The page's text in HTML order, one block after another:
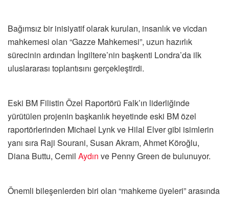
Bağımsız bir inisiyatif olarak kurulan, insanlık ve vicdan
mahkemesi olan “Gazze Mahkemesi”, uzun hazırlık
sürecinin ardından İngiltere’nin başkenti Londra’da ilk
uluslararası toplantısını gerçekleştirdi.
Eski BM Filistin Özel Raportörü Falk’ın liderliğinde
yürütülen projenin başkanlık heyetinde eski BM özel
raportörlerinden Michael Lynk ve Hilal Elver gibi isimlerin
yanı sıra Raji Sourani, Susan Akram, Ahmet Köroğlu,
Diana Buttu, Cemil Aydın ve Penny Green de bulunuyor.
Önemli bileşenlerden biri olan “mahkeme üyeleri” arasında